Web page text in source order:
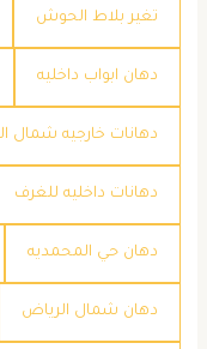
تغير بلاط الحوش
دهان ابواب داخليه
دهانات خارجيه شمال
دهانات داخليه للغرف
دهان حي المحمديه
دهان شمال الرياض